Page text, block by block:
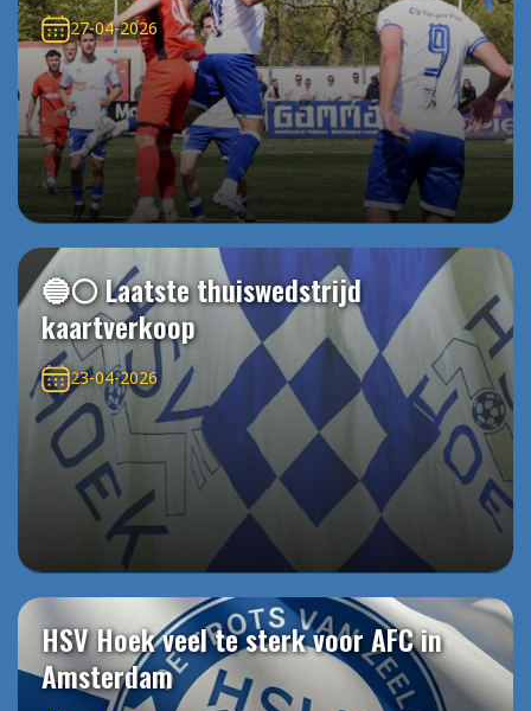
27-04-2026
🔵⚪️ Laatste thuiswedstrijd
kaartverkoop
23-04-2026
HSV Hoek veel te sterk voor AFC in
Amsterdam